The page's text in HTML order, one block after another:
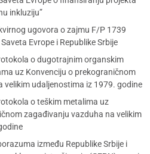
inkluziju”
ugovora o zajmu F/P 1739
Evrope i Republike Srbije
o dugotrajnim organskim
uz Konvenciju o prekograničnom
velikim udaljenostima iz 1979. godine
o teškim metalima uz
zagađivanju vazduha na velikim
između Republike Srbije i